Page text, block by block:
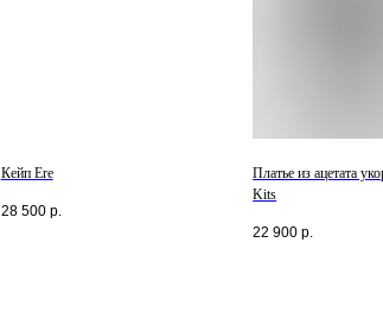
Кейп Ere
28 500 р.
Платье из ацетата
Kits
22 900 р.